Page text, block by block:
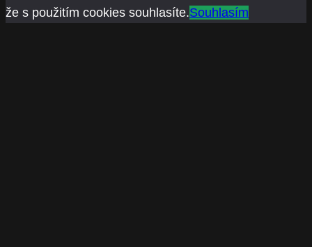
že s použitím cookies souhlasíte.Souhlasím